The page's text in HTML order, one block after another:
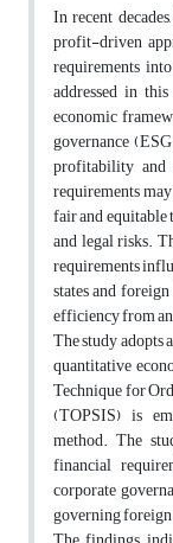
In recent
profit-driven
requirements
addressed in
economic
governance
profitability and
requirements
fair and equitable
and legal risks.
requirements
states and
efficiency from
The study
quantitative
Technique for
(TOPSIS) is
method. The
financial
corporate
governing